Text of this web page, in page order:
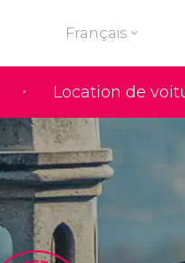
Location de
Français